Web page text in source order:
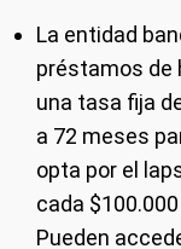
La entidad
préstamos de
una tasa fija
a 72 meses
opta por el
cada
Pueden